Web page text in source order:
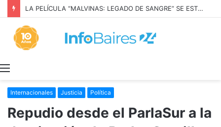
LA PELÍCULA “MALVINAS: LEGADO DE SANGRE” SE ESTRENARÁ EN PRIME VIDEO
Internacionales Justicia Política
Repudio desde el ParlaSur a la